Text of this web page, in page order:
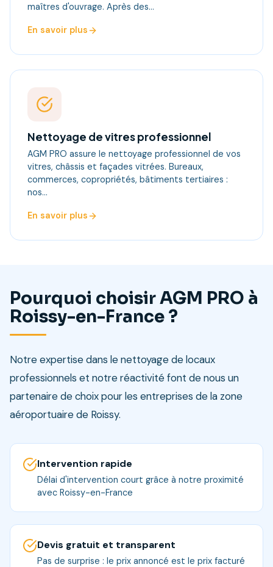
maîtres d'ouvrage. Après des…
En savoir plus
Nettoyage de vitres professionnel
AGM PRO assure le nettoyage professionnel de vos
vitres, châssis et façades vitrées. Bureaux,
commerces, copropriétés, bâtiments tertiaires :
nos…
En savoir plus
Pourquoi choisir AGM PRO à
Roissy-en-France ?
Notre expertise dans le nettoyage de locaux
professionnels et notre réactivité font de nous un
partenaire de choix pour les entreprises de la zone
aéroportuaire de Roissy.
Intervention rapide
Délai d'intervention court grâce à notre proximité
avec Roissy-en-France
Devis gratuit et transparent
Pas de surprise : le prix annoncé est le prix facturé